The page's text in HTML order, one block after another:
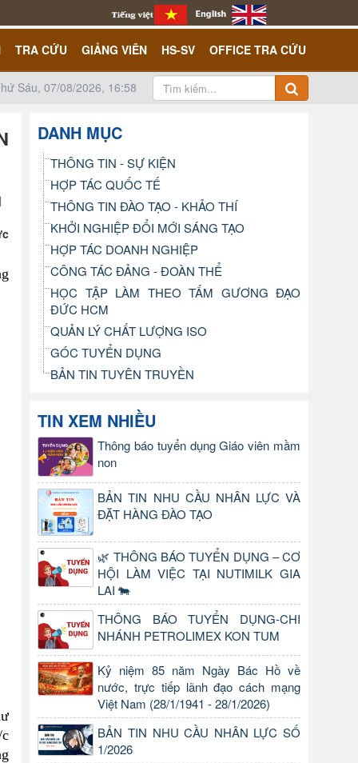
TRA CỨU GIẢNG VIÊN HS-SV OFFICE TRA CỨU
Sáu, 07/08/2026, 16:58
DANH MỤC
THÔNG TIN - SỰ KIỆN
HỢP TÁC QUỐC TẾ
THÔNG TIN ĐÀO TẠO - KHẢO THÍ
KHỞI NGHIỆP ĐỔI MỚI SÁNG TẠO
HỢP TÁC DOANH NGHIỆP
CÔNG TÁC ĐẢNG - ĐOÀN THỂ
HỌC TẬP LÀM THEO TẤM GƯƠNG ĐẠO
ĐỨC HCM
QUẢN LÝ CHẤT LƯỢNG ISO
GÓC TUYỂN DỤNG
BẢN TIN TUYÊN TRUYỀN
TIN XEM NHIỀU
Thông báo tuyển dụng Giáo viên mầm
non
BẢN TIN NHU CẦU NHÂN LỰC VÀ
ĐẶT HÀNG ĐÀO TẠO
🌿 THÔNG BÁO TUYỂN DỤNG – CƠ
HỘI LÀM VIỆC TẠI NUTIMILK GIA
LAI 🐄
THÔNG BÁO TUYỂN DỤNG-CHI
NHÁNH PETROLIMEX KON TUM
Kỷ niệm 85 năm Ngày Bác Hồ về
nước, trực tiếp lãnh đạo cách mạng
Việt Nam (28/1/1941 - 28/1/2026)
BẢN TIN NHU CẦU NHÂN LỰC SỐ
1/2026